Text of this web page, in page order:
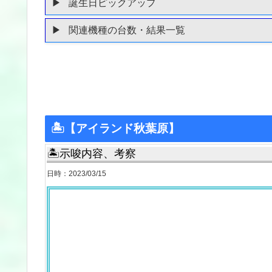
誕生日ピックアップ
関連機種の台数・結果一覧
🏝【アイランド秋葉原】
🏝示唆内容、考察
日時：2023/03/15